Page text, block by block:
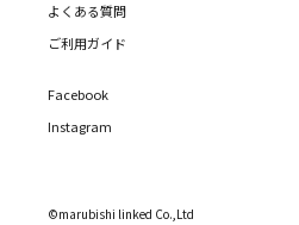
よくある質問
ご利用ガイド
Facebook
Instagram
©marubishi linked Co.,Ltd